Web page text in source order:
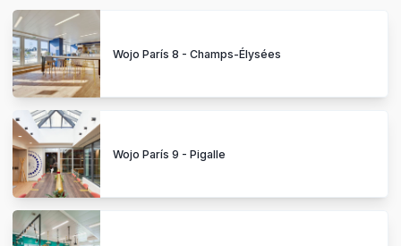
Wojo París 8 - Champs-Élysées
Wojo París 9 - Pigalle